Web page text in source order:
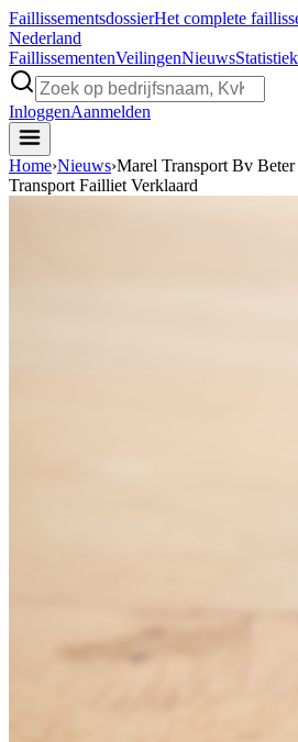
FaillissementsdossierHet complete
Nederland
FaillissementenVeilingenNieuws
InloggenAanmelden
Home›Nieuws›Marel Transport Bv
Transport Failliet Verklaard